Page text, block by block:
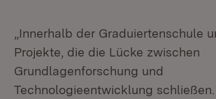
„Innerhalb der Graduiertenschule
Projekte, die die Lücke zwischen
Grundlagenforschung und
Technologieentwicklung